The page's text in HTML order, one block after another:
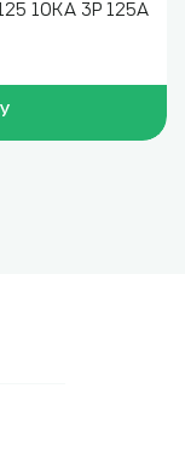
10KA 3P 125A